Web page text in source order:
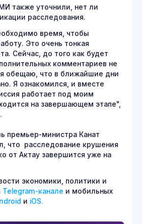
также уточнили, нет ли
расследования.
время, чтобы
Это очень тонкая
Сейчас, до того как будет
комментариев не
обещаю, что в ближайшие дни
Я ознакомился, и вместе
работает под моим
на завершающем этапе",
премьер-министра Канат
что расследование крушения
от Актау завершится уже на
экономики, политики и
Telegram-канале и мобильных
и iOS.